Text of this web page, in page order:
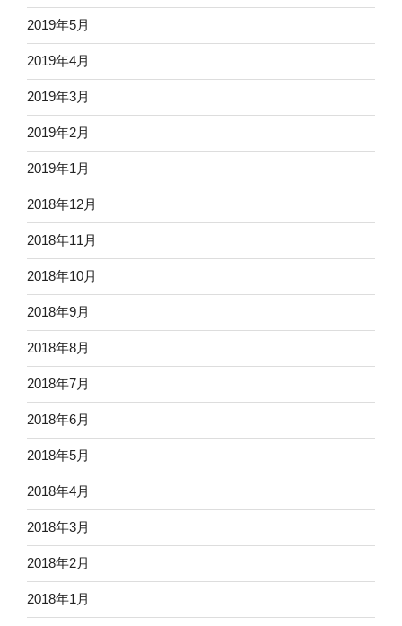
2019年5月
2019年4月
2019年3月
2019年2月
2019年1月
2018年12月
2018年11月
2018年10月
2018年9月
2018年8月
2018年7月
2018年6月
2018年5月
2018年4月
2018年3月
2018年2月
2018年1月